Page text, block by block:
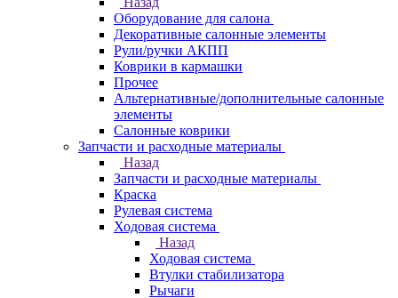
Оборудование для салона
Декоративные салонные элементы
Рули/ручки АКПП
Коврики в кармашки
Прочее
Альтернативные/дополнительные салонные
элементы
Салонные коврики
Запчасти и расходные материалы
Назад
Запчасти и расходные материалы
Краска
Рулевая система
Ходовая система
Назад
Ходовая система
Втулки стабилизатора
Рычаги